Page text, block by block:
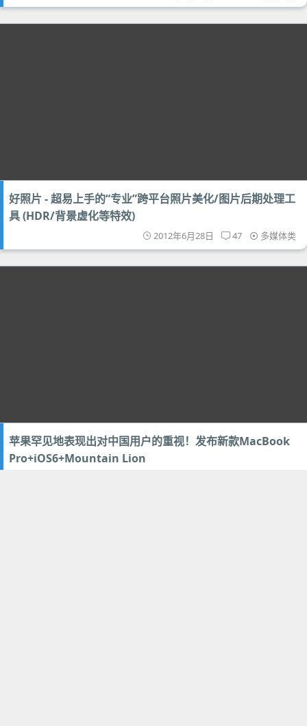
好照片 - 超易上手的“专业”跨平台照片美化/图片后期处理工
具 (HDR/背景虚化等特效)
2012年6月28日 47 多媒体类
苹果罕见地表现出对中国用户的重视！发布新款MacBook
Pro+iOS6+Mountain Lion